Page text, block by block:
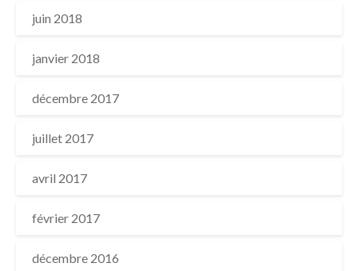
juin 2018
janvier 2018
décembre 2017
juillet 2017
avril 2017
février 2017
décembre 2016